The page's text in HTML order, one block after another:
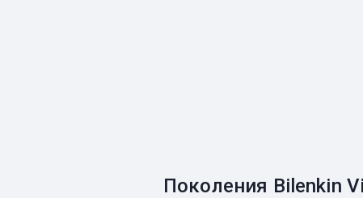
Поколения Bilenkin